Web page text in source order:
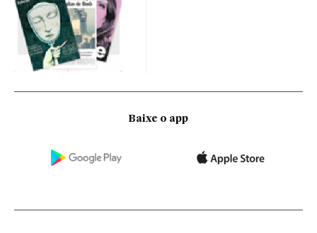
Baixe o app